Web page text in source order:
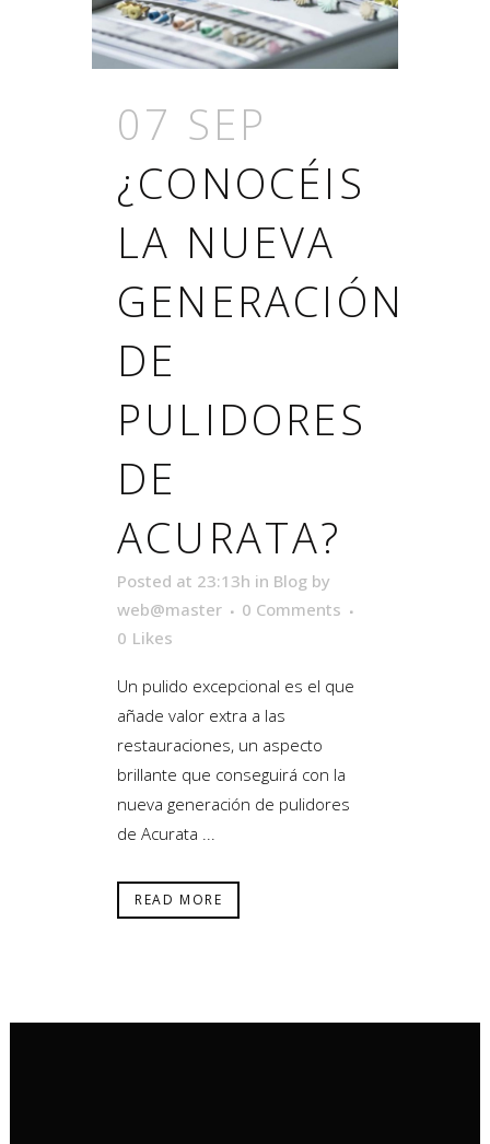
07 SEP
¿CONOCÉIS
LA NUEVA
GENERACIÓN
DE
PULIDORES
DE
ACURATA?
Posted at 23:13h in Blog by
web@master
0 Comments
0 Likes
Un pulido excepcional es el que
añade valor extra a las
restauraciones, un aspecto
brillante que conseguirá con la
nueva generación de pulidores
de Acurata ...
READ MORE